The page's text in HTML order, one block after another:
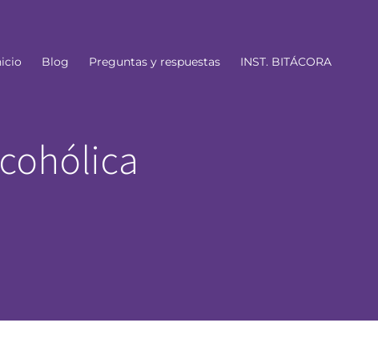
Blog Preguntas y respuestas INST. BITÁCORA